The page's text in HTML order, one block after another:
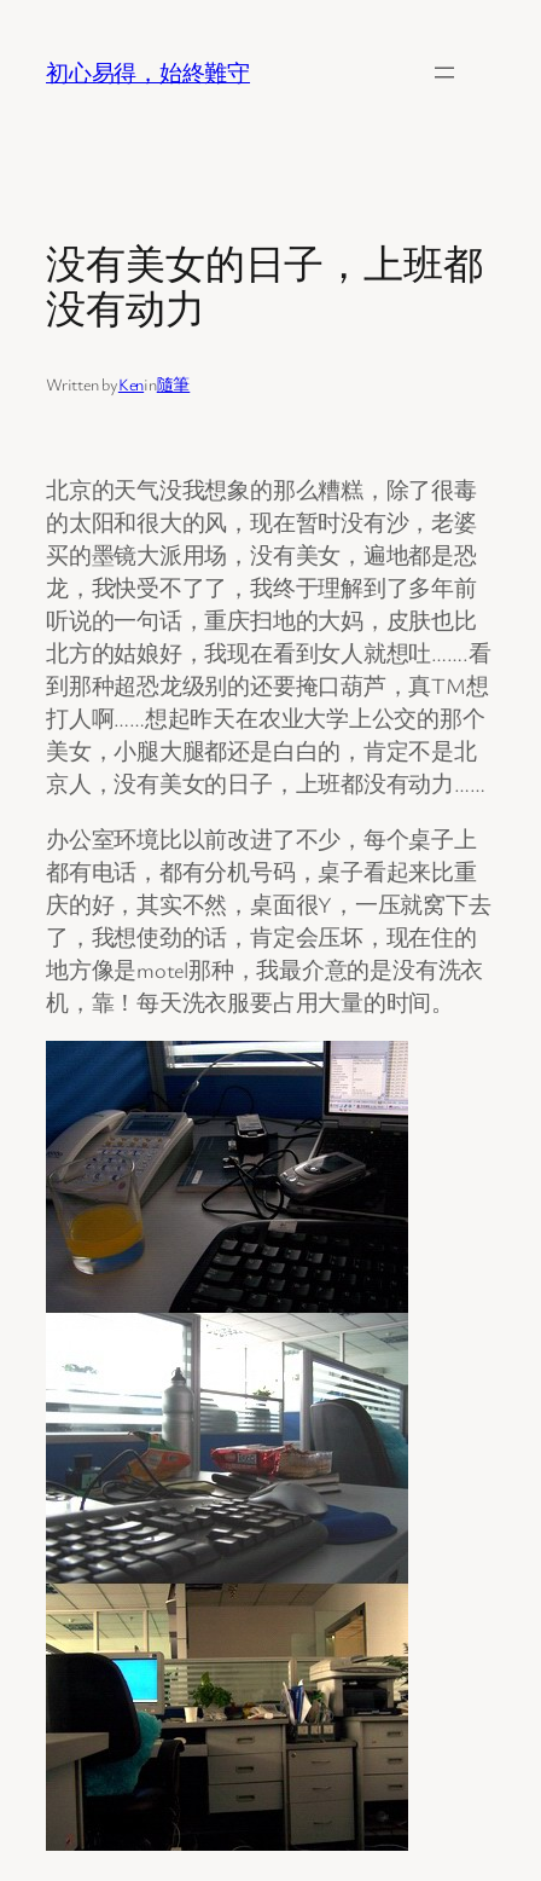
content
初心易得，始終難守
没有美女的日子，上班都
没有动力
Written byKenin隨筆
北京的天气没我想象的那么糟糕，除了很毒
的太阳和很大的风，现在暂时没有沙，老婆
买的墨镜大派用场，没有美女，遍地都是恐
龙，我快受不了了，我终于理解到了多年前
听说的一句话，重庆扫地的大妈，皮肤也比
北方的姑娘好，我现在看到女人就想吐…….看
到那种超恐龙级别的还要掩口葫芦，真TM想
打人啊……想起昨天在农业大学上公交的那个
美女，小腿大腿都还是白白的，肯定不是北
京人，没有美女的日子，上班都没有动力……
办公室环境比以前改进了不少，每个桌子上
都有电话，都有分机号码，桌子看起来比重
庆的好，其实不然，桌面很Y，一压就窝下去
了，我想使劲的话，肯定会压坏，现在住的
地方像是motel那种，我最介意的是没有洗衣
机，靠！每天洗衣服要占用大量的时间。